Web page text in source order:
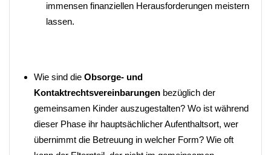
immensen finanziellen Herausforderungen meistern
lassen.
Wie sind die Obsorge- und
Kontaktrechtsvereinbarungen bezüglich der
gemeinsamen Kinder auszugestalten? Wo ist während
dieser Phase ihr hauptsächlicher Aufenthaltsort, wer
übernimmt die Betreuung in welcher Form? Wie oft